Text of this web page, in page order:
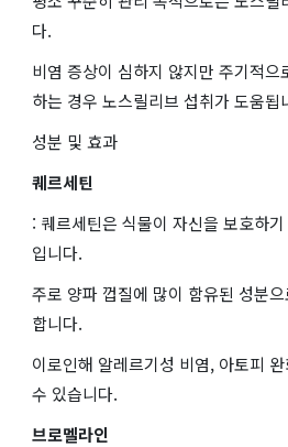
다.
비염 증상이 심하지 않지만 주기적으
하는 경우 노스릴리브 섭취가 도움됩
성분 및 효과
퀘르세틴
: 퀘르세틴은 식물이 자신을 보호하
입니다.
주로 양파 껍질에 많이 함유된 성분
합니다.
이로인해 알레르기성 비염, 아토피
수 있습니다.
브로멜라인